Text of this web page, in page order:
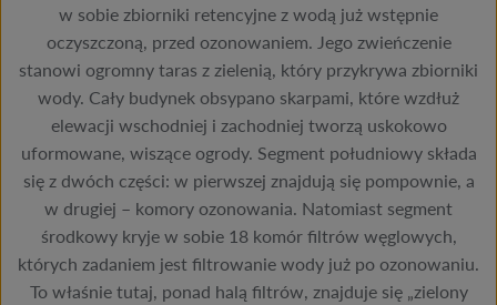
w sobie zbiorniki retencyjne z wodą już wstępnie
oczyszczoną, przed ozonowaniem. Jego zwieńczenie
stanowi ogromny taras z zielenią, który przykrywa zbiorniki
wody. Cały budynek obsypano skarpami, które wzdłuż
elewacji wschodniej i zachodniej tworzą uskokowo
uformowane, wiszące ogrody. Segment południowy składa
się z dwóch części: w pierwszej znajdują się pompownie, a
w drugiej – komory ozonowania. Natomiast segment
środkowy kryje w sobie 18 komór filtrów węglowych,
których zadaniem jest filtrowanie wody już po ozonowaniu.
To właśnie tutaj, ponad halą filtrów, znajduje się „zielony